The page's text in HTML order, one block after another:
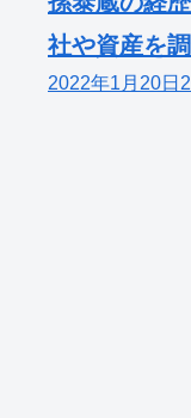
社や資産を調
2022年1月20日